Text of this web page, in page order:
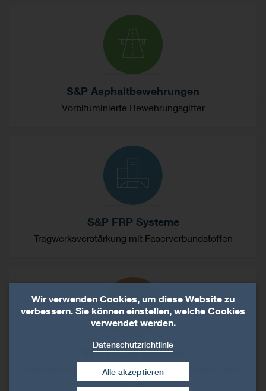
S&P Asphaltbewehrungen
Vorbituminierte Bewehrungsgitter
S&P FRP Systeme
Tragwerksverstärkung mit Faserverbundstoffen
S&P FRCM Systeme
Verstärkungen mit Spezialmörtel und Carbon/Glas-
Gittern
Wir verwenden Cookies, um diese Website zu
verbessern. Sie können einstellen, welche Cookies
verwendet werden.
Datenschutzrichtlinie
Alle akzeptieren